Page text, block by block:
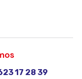
17 28 39